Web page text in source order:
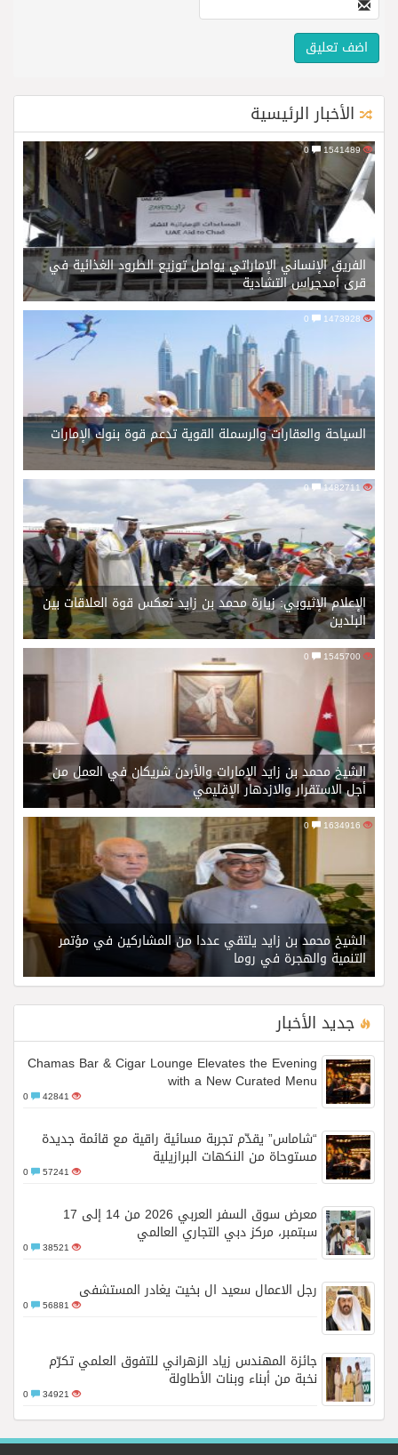
الأخبار الرئيسية
1541489
الفريق الإنساني الإماراتي يواصل توزيع الطرود الغذائية في
قرى أمدجراس التشادية
1473928
السياحة والعقارات والرسملة القوية تدعم قوة بنوك الإمارات
1482711
0
الإعلام الإثيوبي: زيارة محمد بن زايد تعكس قوة العلاقات بين
البلدين
الشيخ محمد بن زايد الإمارات والأردن شريكان في العمل من
أجل الاستقرار والازدهار الإقليمي
الشيخ محمد بن زايد يلتقي عددا من المشاركين في مؤتمر
التنمية والهجرة في روما
جديد الأخبار
Chamas Bar & Cigar Lounge Elevates the Evening
with a New Curated Menu
42841
“شاماس” يقدّم تجربة مسائية راقية مع قائمة جديدة
مستوحاة من النكهات البرازيلية
57241
معرض سوق السفر العربي 2026 من 14 إلى 17
سبتمبر، مركز دبي التجاري العالمي
38521
رجل الاعمال سعيد ال بخيت يغادر المستشفى
56881
جائزة المهندس زياد الزهراني للتفوق العلمي تكرّم
نخبة من أبناء وبنات الأطاولة
34921